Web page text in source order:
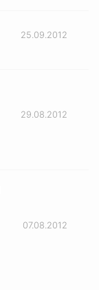
25.09.2012
29.08.2012
07.08.2012